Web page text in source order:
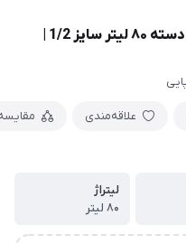
علاقه‌مندی
لیتراژ
۸۰ لیتر